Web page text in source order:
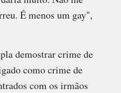
É menos um gay",
demostrar crime de
como crime de
com os irmãos